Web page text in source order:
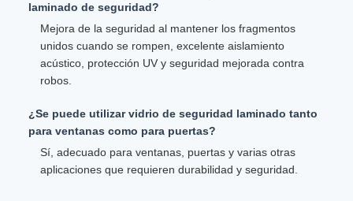
laminado de seguridad?
Mejora de la seguridad al mantener los fragmentos
unidos cuando se rompen, excelente aislamiento
acústico, protección UV y seguridad mejorada contra
robos.
¿Se puede utilizar vidrio de seguridad laminado tanto
para ventanas como para puertas?
Sí, adecuado para ventanas, puertas y varias otras
aplicaciones que requieren durabilidad y seguridad.